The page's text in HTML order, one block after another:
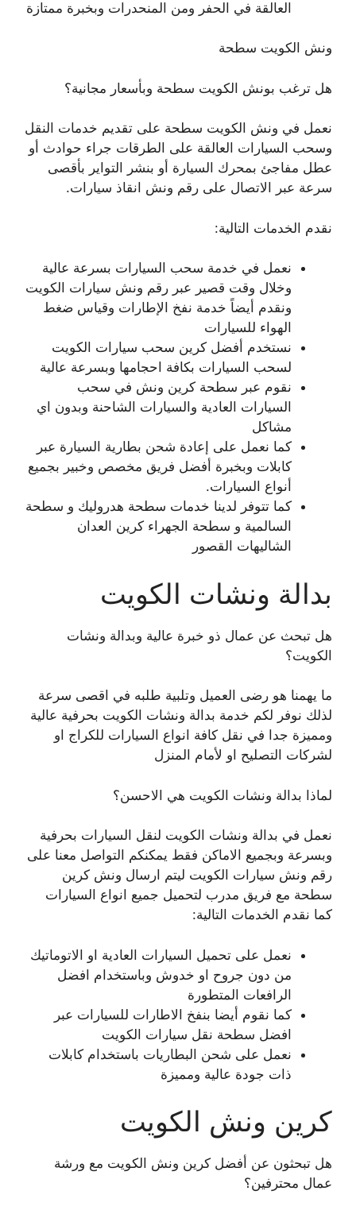
العالقة في الحفر ومن المنحدرات وبخبرة ممتازة
ونش الكويت سطحة
هل ترغب بونش الكويت سطحة وبأسعار مجانية؟
نعمل في ونش الكويت سطحة على تقديم خدمات النقل
وسحب السيارات العالقة على الطرقات جراء حوادث أو
عطل مفاجئ بمحرك السيارة أو بنشر التواير بأقصى
سرعة عبر الاتصال على رقم ونش انقاذ سيارات.
نقدم الخدمات التالية:
نعمل في خدمة سحب السيارات بسرعة عالية
وخلال وقت قصير عبر رقم ونش سيارات الكويت
ونقدم أيضاً خدمة نفخ الإطارات وقياس ضغط
الهواء للسيارات
نستخدم أفضل كرين سحب سيارات الكويت
لسحب السيارات بكافة احجامها وبسرعة عالية
نقوم عبر سطحة كرين ونش في سحب
السيارات العادية والسيارات الشاحنة وبدون اي
مشاكل
كما نعمل على إعادة شحن بطارية السيارة عبر
كابلات وبخبرة أفضل فريق مخصص وخبير بجميع
أنواع السيارات.
كما تتوفر لدينا خدمات سطحة هدروليك و سطحة
السالمية و سطحة الجهراء كرين العدان
الشاليهات القصور
بدالة ونشات الكويت
هل تبحث عن عمال ذو خبرة عالية وبدالة ونشات
الكويت؟
ما يهمنا هو رضى العميل وتلبية طلبه في اقصى سرعة
لذلك نوفر لكم خدمة بدالة ونشات الكويت بحرفية عالية
ومميزة جدا في نقل كافة انواع السيارات للكراج او
لشركات التصليح او لأمام المنزل
لماذا بدالة ونشات الكويت هي الاحسن؟
نعمل في بدالة ونشات الكويت لنقل السيارات بحرفية
وبسرعة وبجميع الاماكن فقط يمكنكم التواصل معنا على
رقم ونش سيارات الكويت ليتم ارسال ونش كرين
سطحة مع فريق مدرب لتحميل جميع انواع السيارات
كما نقدم الخدمات التالية:
نعمل على تحميل السيارات العادية او الاتوماتيك
من دون جروح او خدوش وباستخدام افضل
الرافعات المتطورة
كما نقوم أيضا بنفخ الاطارات للسيارات عبر
افضل سطحة نقل سيارات الكويت
نعمل على شحن البطاريات باستخدام كابلات
ذات جودة عالية ومميزة
كرين ونش الكويت
هل تبحثون عن أفضل كرين ونش الكويت مع ورشة
عمال محترفين؟